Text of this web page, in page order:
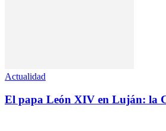
Actualidad
El papa León XIV en Luján: la